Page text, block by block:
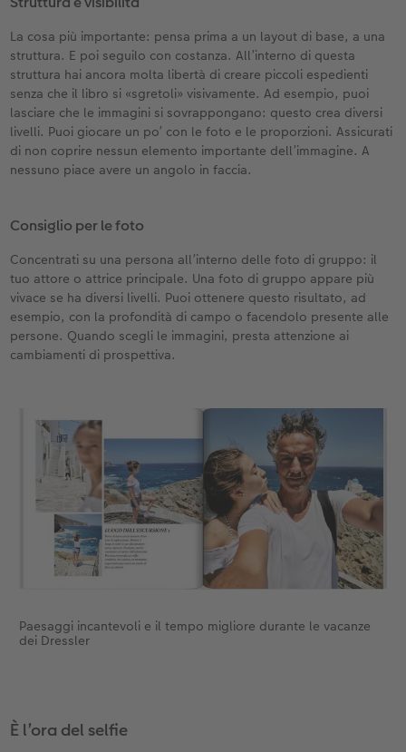
La cosa più importante: pensa prima a un layout di base, a una
struttura. E poi seguilo con costanza. All’interno di questa
struttura hai ancora molta libertà di creare piccoli espedienti
senza che il libro si «sgretoli» visivamente. Ad esempio, puoi
lasciare che le immagini si sovrappongano: questo crea diversi
livelli. Puoi giocare un po’ con le foto e le proporzioni. Assicurati
di non coprire nessun elemento importante dell’immagine. A
nessuno piace avere un angolo in faccia.
Consiglio per le foto
Concentrati su una persona all’interno delle foto di gruppo: il
tuo attore o attrice principale. Una foto di gruppo appare più
vivace se ha diversi livelli. Puoi ottenere questo risultato, ad
esempio, con la profondità di campo o facendolo presente alle
persone. Quando scegli le immagini, presta attenzione ai
cambiamenti di prospettiva.
Paesaggi incantevoli e il tempo migliore durante le vacanze
dei Dressler
È l’ora del selfie